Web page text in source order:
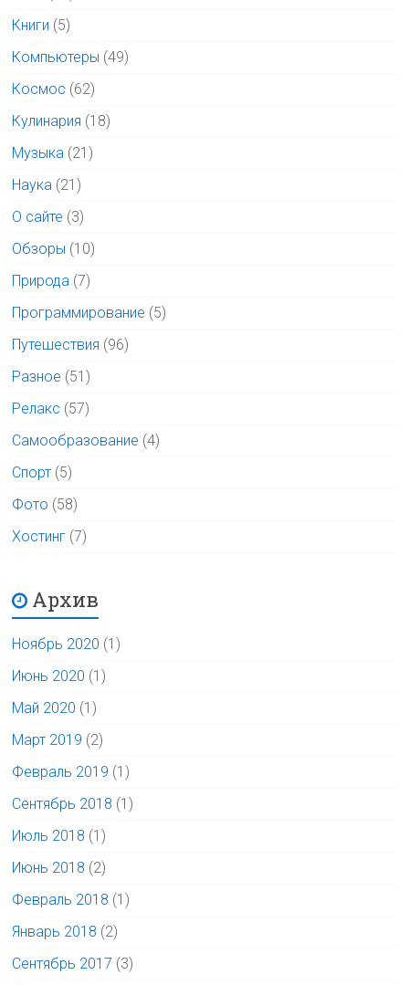
Книги (5)
Компьютеры (49)
Космос (62)
Кулинария (18)
Музыка (21)
Наука (21)
О сайте (3)
Обзоры (10)
Природа (7)
Программирование (5)
Путешествия (96)
Разное (51)
Релакс (57)
Самообразование (4)
Спорт (5)
Фото (58)
Хостинг (7)
Архив
Ноябрь 2020 (1)
Июнь 2020 (1)
Май 2020 (1)
Март 2019 (2)
Февраль 2019 (1)
Сентябрь 2018 (1)
Июль 2018 (1)
Июнь 2018 (2)
Февраль 2018 (1)
Январь 2018 (2)
Сентябрь 2017 (3)